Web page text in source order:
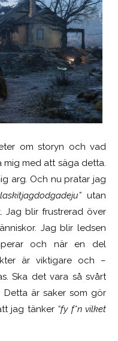
om storyn och vad
mig med att säga detta.
arg. Och nu pratar jag
utan
Jag blir frustrerad över
Jag blir ledsen
och när en del
är viktigare och –
Ska det vara så svårt
Detta är saker som gör
jag tänker “fy f*n vilket